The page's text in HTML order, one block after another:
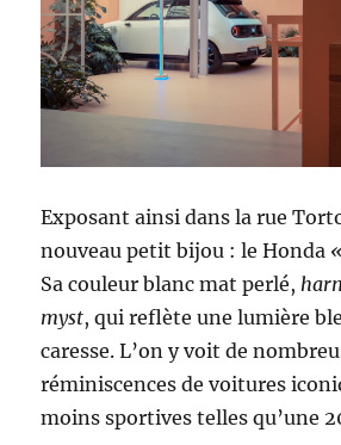
Exposant ainsi dans la rue
nouveau petit bijou : le Honda
Sa couleur blanc mat perlé,
myst, qui reflète une lumière
caresse. L’on y voit de
réminiscences de voitures
moins sportives telles qu’une